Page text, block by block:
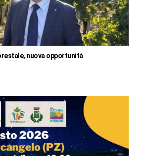
nuova opportunità